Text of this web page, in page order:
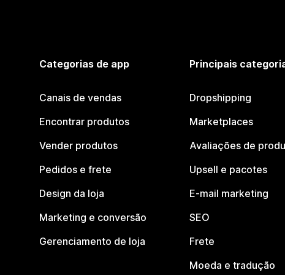
Categorias de app
Canais de vendas
Encontrar produtos
Vender produtos
Pedidos e frete
Design da loja
Marketing e conversão
Gerenciamento de loja
Principais
Dropshipping
Marketplaces
Avaliações de
Upsell e pacotes
E-mail marketing
SEO
Frete
Moeda e tradução